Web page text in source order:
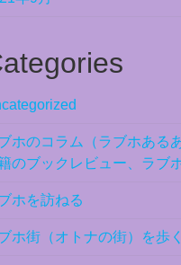
ホのコラム（ラブホある
のブックレビュー、ラブ
ホを訪ねる
ホ街（オトナの街）を歩く